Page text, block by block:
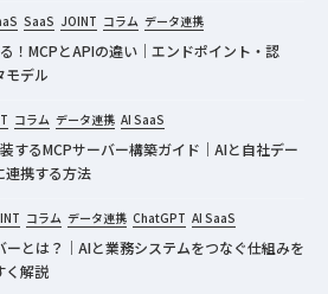
SaaS JOINT コラム データ連携
！MCPとAPIの違い｜エンドポイント・認
モデル
コラム データ連携 AI SaaS
するMCPサーバー構築ガイド｜AIと自社デー
連携する方法
コラム データ連携 ChatGPT AI SaaS
ーとは？｜AIと業務システムをつなぐ仕組みを
く解説